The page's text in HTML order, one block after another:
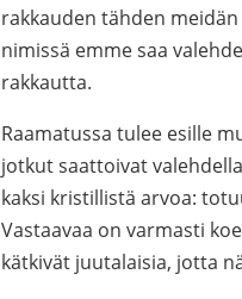
rakkauden tähden
nimissä emme saa
rakkautta.
Raamatussa tulee esille
jotkut saattoivat
kaksi kristillistä arvoa:
Vastaavaa on varmasti
kätkivät juutalaisia, jotta